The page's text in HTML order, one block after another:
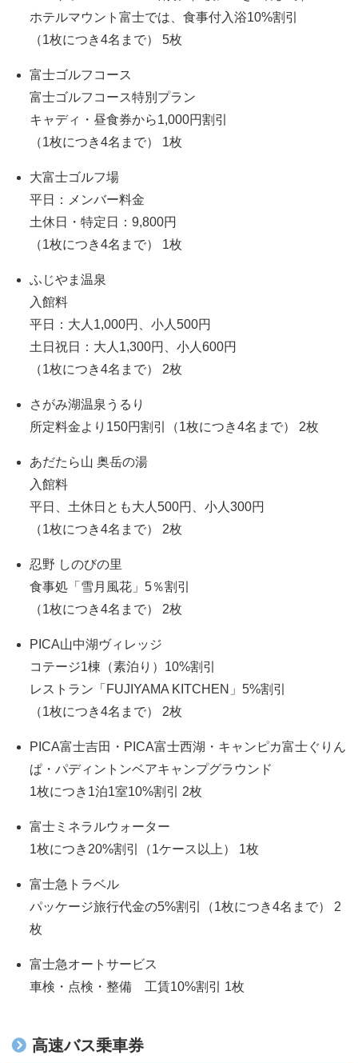
ホテルマウント富士では、食事付入浴10%割引
（1枚につき4名まで） 5枚
富士ゴルフコース
富士ゴルフコース特別プラン
キャディ・昼食券から1,000円割引
（1枚につき4名まで） 1枚
大富士ゴルフ場
平日：メンバー料金
土休日・特定日：9,800円
（1枚につき4名まで） 1枚
ふじやま温泉
入館料
平日：大人1,000円、小人500円
土日祝日：大人1,300円、小人600円
（1枚につき4名まで） 2枚
さがみ湖温泉うるり
所定料金より150円割引（1枚につき4名まで） 2枚
あだたら山 奥岳の湯
入館料
平日、土休日とも大人500円、小人300円
（1枚につき4名まで） 2枚
忍野 しのびの里
食事処「雪月風花」5％割引
（1枚につき4名まで） 2枚
PICA山中湖ヴィレッジ
コテージ1棟（素泊り）10%割引
レストラン「FUJIYAMA KITCHEN」5%割引
（1枚につき4名まで） 2枚
PICA富士吉田・PICA富士西湖・キャンピカ富士ぐりん
ぱ・パディントンベアキャンプグラウンド
1枚につき1泊1室10%割引 2枚
富士ミネラルウォーター
1枚につき20%割引（1ケース以上） 1枚
富士急トラベル
パッケージ旅行代金の5%割引（1枚につき4名まで） 2
枚
富士急オートサービス
車検・点検・整備 工賃10%割引 1枚
高速バス乗車券